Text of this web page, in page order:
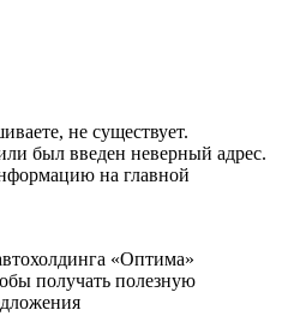
не существует.
был введен неверный адрес.
на главной
«Оптима»
получать полезную